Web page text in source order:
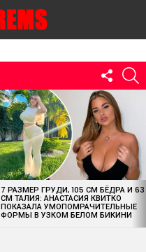
US
7 РАЗМЕР ГРУДИ, 105 СМ БЁДРА И 63
СМ ТАЛИЯ: АНАСТАСИЯ КВИТКО
ПОКАЗАЛА УМОПОМРАЧИТЕЛЬНЫЕ
ФОРМЫ В УЗКОМ БЕЛОМ БИКИНИ